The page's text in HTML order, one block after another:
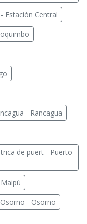
Estación Central
- Rancagua
de puert - Puerto
- Osorno